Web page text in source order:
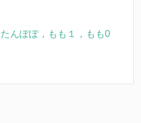
んぽぽ，もも１，もも0